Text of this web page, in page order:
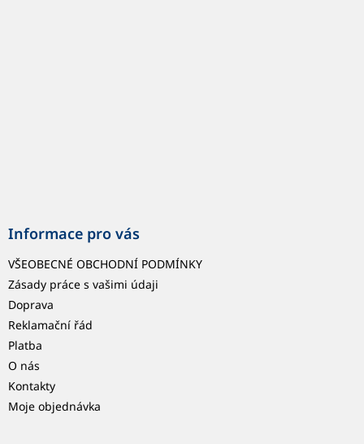
Informace pro vás
VŠEOBECNÉ OBCHODNÍ PODMÍNKY
Zásady práce s vašimi údaji
Doprava
Reklamační řád
Platba
O nás
Kontakty
Moje objednávka